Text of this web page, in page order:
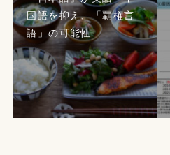
国語を抑え、「覇権言
語」の可能性